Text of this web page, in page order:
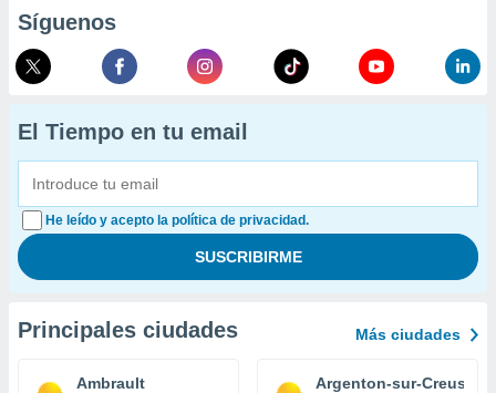
Síguenos
El Tiempo en tu email
He leído y acepto la política de privacidad.
Principales ciudades Más ciudades
Ambrault Argenton-sur-Creuse